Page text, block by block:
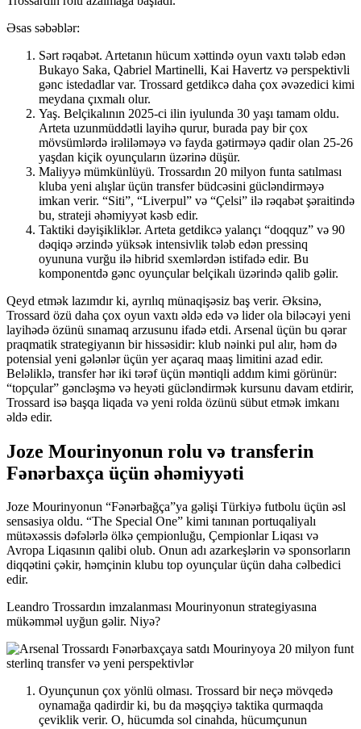
Əsas səbəblər:
Sərt rəqabət. Artetanın hücum xəttində oyun vaxtı tələb edən
Bukayo Saka, Qabriel Martinelli, Kai Havertz və perspektivli
gənc istedadlar var. Trossard getdikcə daha çox əvəzedici kimi
meydana çıxmalı olur.
Yaş. Belçikalının 2025-ci ilin iyulunda 30 yaşı tamam oldu.
Arteta uzunmüddətli layihə qurur, burada pay bir çox
mövsümlərdə irəliləməyə və fayda gətirməyə qadir olan 25-26
yaşdan kiçik oyunçuların üzərinə düşür.
Maliyyə mümkünlüyü. Trossardın 20 milyon funta satılması
kluba yeni alışlar üçün transfer büdcəsini gücləndirməyə
imkan verir. “Siti”, “Liverpul” və “Çelsi” ilə rəqabət şəraitində
bu, strateji əhəmiyyət kəsb edir.
Taktiki dəyişikliklər. Arteta getdikcə yalançı “doqquz” və 90
dəqiqə ərzində yüksək intensivlik tələb edən pressinq
oyununa vurğu ilə hibrid sxemlərdən istifadə edir. Bu
komponentdə gənc oyunçular belçikalı üzərində qalib gəlir.
Qeyd etmək lazımdır ki, ayrılıq münaqişəsiz baş verir. Əksinə,
Trossard özü daha çox oyun vaxtı əldə edə və lider ola biləcəyi yeni
layihədə özünü sınamaq arzusunu ifadə etdi. Arsenal üçün bu qərar
praqmatik strategiyanın bir hissəsidir: klub nəinki pul alır, həm də
potensial yeni gələnlər üçün yer açaraq maaş limitini azad edir.
Beləliklə, transfer hər iki tərəf üçün məntiqli addım kimi görünür:
“topçular” gəncləşmə və heyəti gücləndirmək kursunu davam etdirir,
Trossard isə başqa liqada və yeni rolda özünü sübut etmək imkanı
əldə edir.
Joze Mourinyonun rolu və transferin
Fənərbaxça üçün əhəmiyyəti
Joze Mourinyonun “Fənərbağça”ya gəlişi Türkiyə futbolu üçün əsl
sensasiya oldu. “The Special One” kimi tanınan portuqaliyalı
mütəxəssis dəfələrlə ölkə çempionluğu, Çempionlar Liqası və
Avropa Liqasının qalibi olub. Onun adı azarkeşlərin və sponsorların
diqqətini çəkir, həmçinin klubu top oyunçular üçün daha cəlbedici
edir.
Leandro Trossardın imzalanması Mourinyonun strategiyasına
mükəmməl uyğun gəlir. Niyə?
Oyunçunun çox yönlü olması. Trossard bir neçə mövqedə
oynamağa qadirdir ki, bu da məşqçiyə taktika qurmaqda
çeviklik verir. O, hücumda sol cinahda, hücumçunun